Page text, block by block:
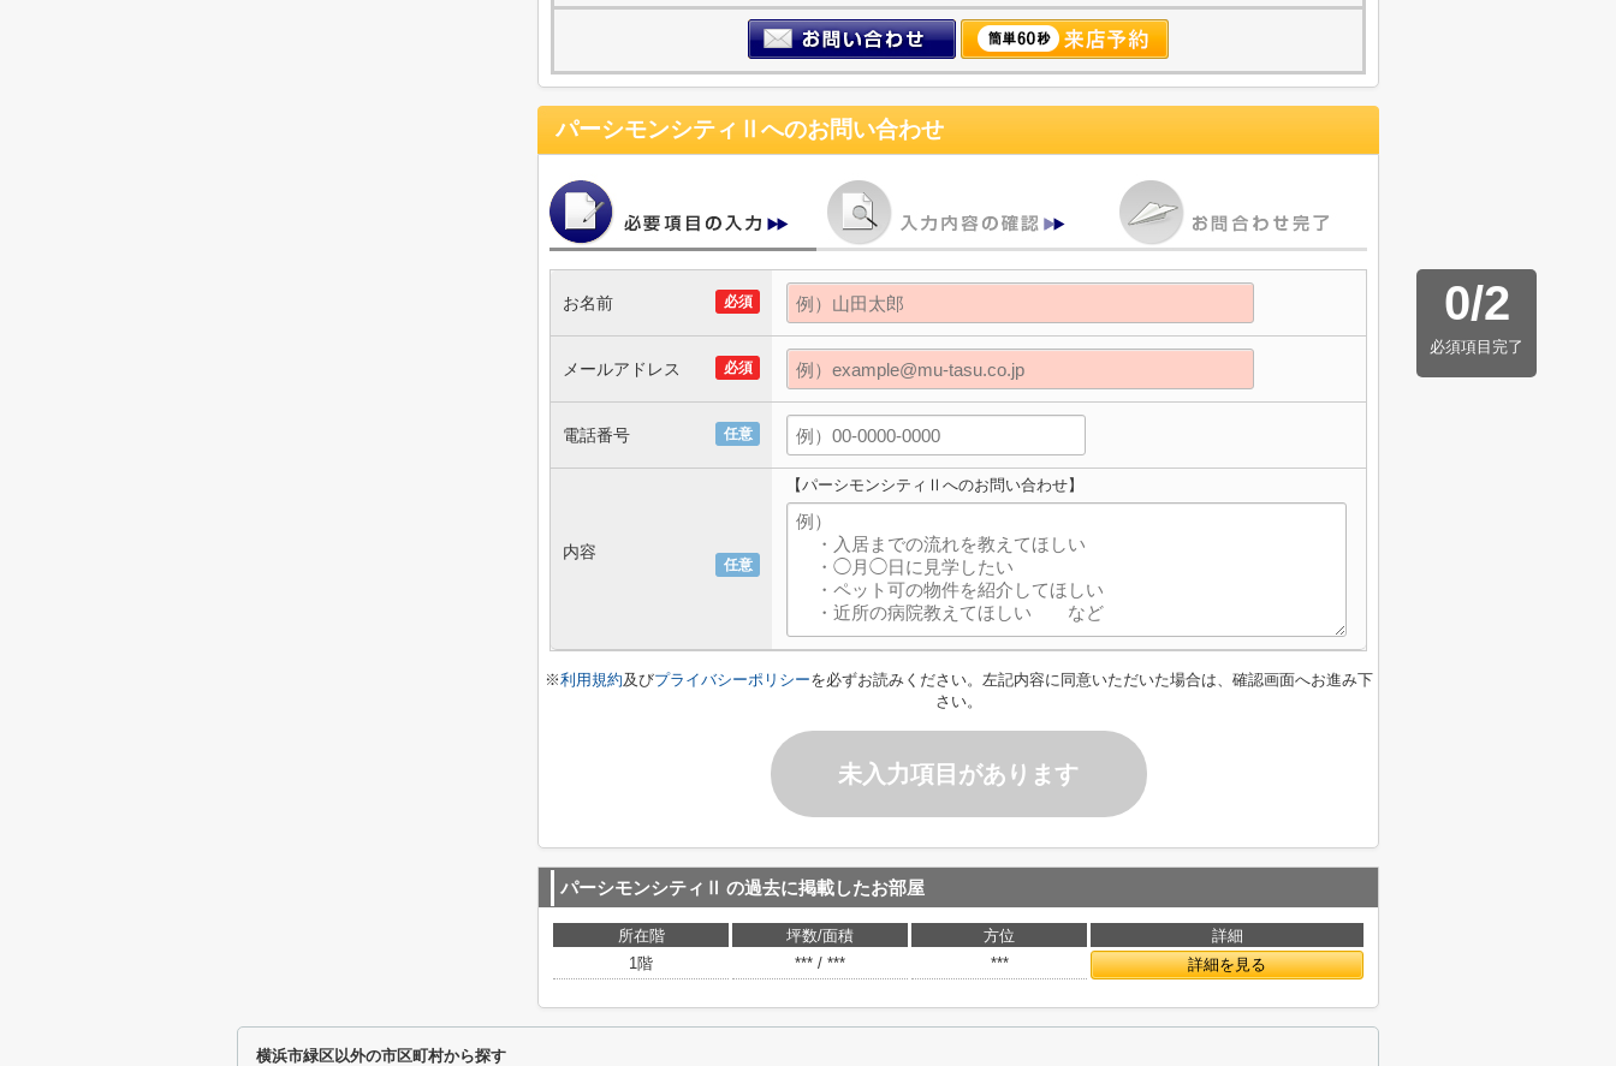
パーシモンシティⅡ へのお問い合わせ
0/2
必須項目完了
必須
お名前
必須
メールアドレス
任意
電話番号
任意
内容
【パーシモンシティⅡへのお問い合わせ】
※利用規約及びプライバシーポリシーを必ずお読みください。左記内容に同意いただいた場合は、確認画面へお進み下
さい。
未入力項目があります
パーシモンシティⅡ の過去に掲載したお部屋
所在階 坪数/面積 方位
詳細
1階
*** / *** *** 詳細を見る
横浜市緑区以外の市区町村から探す